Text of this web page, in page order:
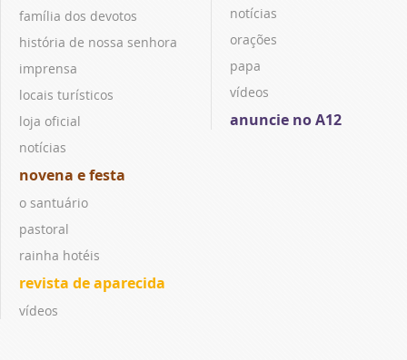
família dos devotos
história de nossa senhora
imprensa
locais turísticos
loja oficial
notícias
novena e festa
o santuário
pastoral
rainha hotéis
revista de aparecida
vídeos
notícias
orações
papa
vídeos
anuncie no A12